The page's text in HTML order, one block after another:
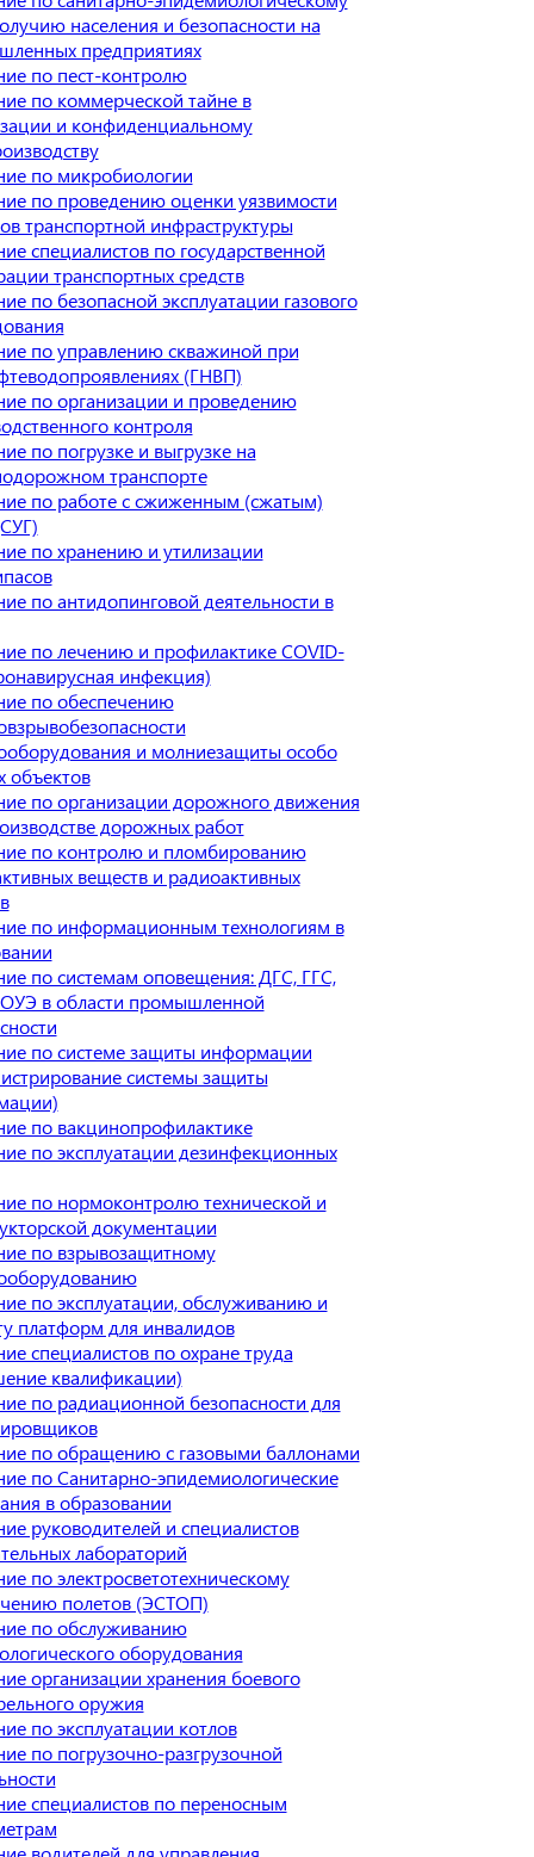
населения и безопасности на
предприятиях
по пест-контролю
по коммерческой тайне в
и конфиденциальному
по микробиологии
по проведению оценки уязвимости
транспортной инфраструктуры
специалистов по государственной
транспортных средств
по безопасной эксплуатации газового
по управлению скважиной при
(ГНВП)
по организации и проведению
контроля
по погрузке и выгрузке на
транспорте
по работе с сжиженным (сжатым)
по хранению и утилизации
по антидопинговой деятельности в
по лечению и профилактике COVID-
инфекция)
по обеспечению
и молниезащиты особо
объектов
по организации дорожного движения
дорожных работ
по контролю и пломбированию
веществ и радиоактивных
по информационным технологиям в
по системам оповещения: ДГС, ГГС,
в области промышленной
по системе защиты информации
системы защиты
по вакцинопрофилактике
по эксплуатации дезинфекционных
по нормоконтролю технической и
документации
по взрывозащитному
по эксплуатации, обслуживанию и
платформ для инвалидов
специалистов по охране труда
квалификации)
по радиационной безопасности для
по обращению с газовыми баллонами
по Санитарно-эпидемиологические
в образовании
руководителей и специалистов
лабораторий
по электросветотехническому
полетов (ЭСТОП)
по обслуживанию
оборудования
организации хранения боевого
оружия
по эксплуатации котлов
по погрузочно-разгрузочной
специалистов по переносным